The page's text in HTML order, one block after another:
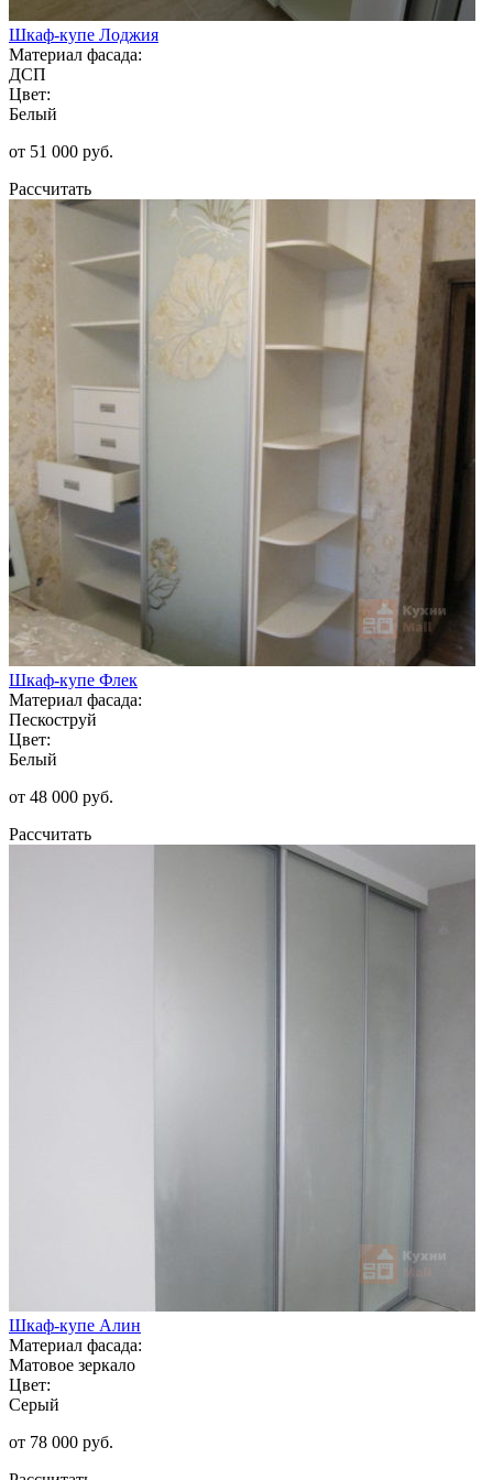
Шкаф-купе Лоджия
Материал фасада:
ДСП
Цвет:
Белый
от 51 000 руб.
Рассчитать
Шкаф-купе Флек
Материал фасада:
Пескоструй
Цвет:
Белый
от 48 000 руб.
Рассчитать
Шкаф-купе Алин
Материал фасада:
Матовое зеркало
Цвет:
Серый
от 78 000 руб.